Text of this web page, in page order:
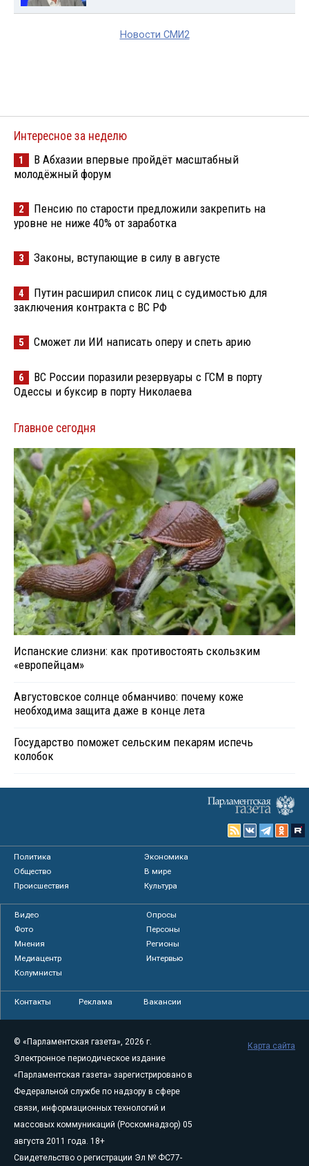
Новости СМИ2
Интересное за неделю
1
В Абхазии впервые пройдёт масштабный
молодёжный форум
2
Пенсию по старости предложили закрепить на
уровне не ниже 40% от заработка
3 Законы, вступающие в силу в августе
4
Путин расширил список лиц с судимостью для
заключения контракта с ВС РФ
5 Сможет ли ИИ написать оперу и спеть арию
6
ВС России поразили резервуары с ГСМ в порту
Одессы и буксир в порту Николаева
Главное сегодня
Испанские слизни: как противостоять скользким
«европейцам»
Августовское солнце обманчиво: почему коже
необходима защита даже в конце лета
Государство поможет сельским пекарям испечь
колобок
Политика
Экономика
Общество
В мире
Происшествия
Культура
Видео
Опросы
Фото
Персоны
Мнения
Регионы
Медиацентр
Интервью
Колумнисты
Контакты Реклама Вакансии
© «Парламентская газета», 2026 г.
Электронное периодическое издание
«Парламентская газета» зарегистрировано в
Федеральной службе по надзору в сфере
связи, информационных технологий и
массовых коммуникаций (Роскомнадзор) 05
августа 2011 года. 18+
Свидетельство о регистрации Эл № ФС77-
Карта сайта